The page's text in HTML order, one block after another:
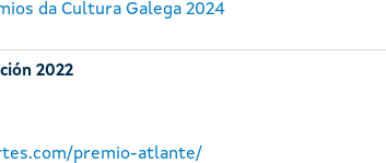
da Cultura Galega 2024
2022
premio-atlante/